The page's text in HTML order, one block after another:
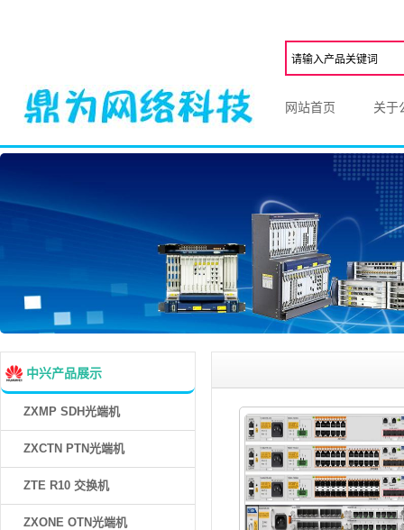
网站首页 关于
中兴产品展示
ZXMP SDH光端机
ZXCTN PTN光端机
ZTE R10 交换机
ZXONE OTN光端机